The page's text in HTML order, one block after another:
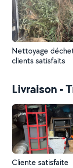
Nettoyage
clients satisfaits
Livraison -
Cliente satisfaite